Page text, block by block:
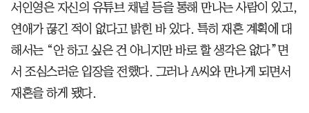
서인영은 자신의 유튜브 채널 등을 통해 만나는 사람이 있고,
연애가 끊긴 적이 없다고 밝힌 바 있다. 특히 재혼 계획에 대
해서는 “안 하고 싶은 건 아니지만 바로 할 생각은 없다”면
서 조심스러운 입장을 전했다. 그러나 A씨와 만나게 되면서
재혼을 하게 됐다.